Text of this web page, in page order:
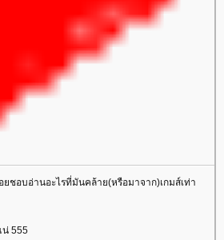
ชอบอ่านอะไรที่มันคล้าย(หรือมาจาก)เกมส์เท่า
น่ 555